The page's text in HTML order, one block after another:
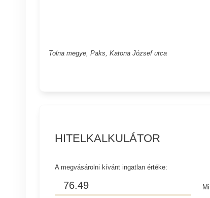
Tolna megye, Paks, Katona József utca
HITELKALKULÁTOR
A megvásárolni kívánt ingatlan értéke: